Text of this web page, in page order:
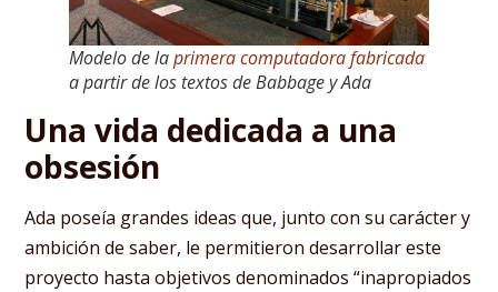
Modelo de laprimera computadora fabricada
a partir de los textos de Babbage y Ada
Una vida dedicada a una
obsesión
Ada poseía grandes ideas que, junto con su carácter y
ambición de saber, le permitieron desarrollar este
proyecto hasta objetivos denominados “inapropiados